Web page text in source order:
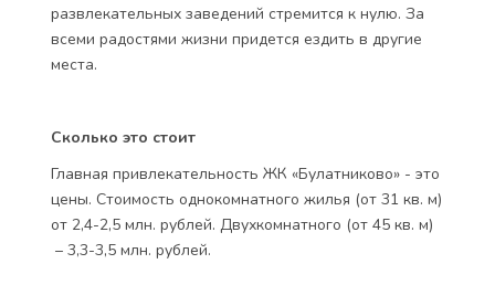
развлекательных заведений стремится к нулю. За
всеми радостями жизни придется ездить в другие
места.
Сколько это стоит
Главная привлекательность ЖК «Булатниково» - это
цены. Стоимость однокомнатного жилья (от 31 кв. м)
от 2,4-2,5 млн. рублей. Двухкомнатного (от 45 кв. м)
– 3,3-3,5 млн. рублей.